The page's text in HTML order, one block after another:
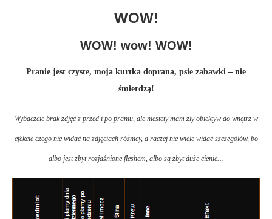
WOW!
WOW! wow! WOW!
Pranie jest czyste, moja kurtka doprana, psie zabawki – nie
śmierdzą!
Wybaczcie brak zdjęć z przed i po praniu, ale niestety mam zły obiektyw do wnętrz w
efekcie czego nie widać na zdjęciach różnicy, a raczej nie wiele widać szczegółów, bo
albo jest zbyt rozjaśnione fleshem, albo są zbyt duże cienie…